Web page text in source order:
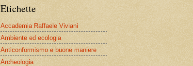
Etichette
Accademia Raffaele Viviani
Ambiente ed ecologia
Anticonformismo e buone maniere
Archeologia